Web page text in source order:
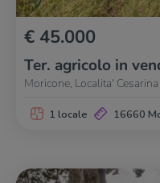
€ 45.000
Ter. agricolo in
Moricone, Localita' Cesarina
1 locale 16660